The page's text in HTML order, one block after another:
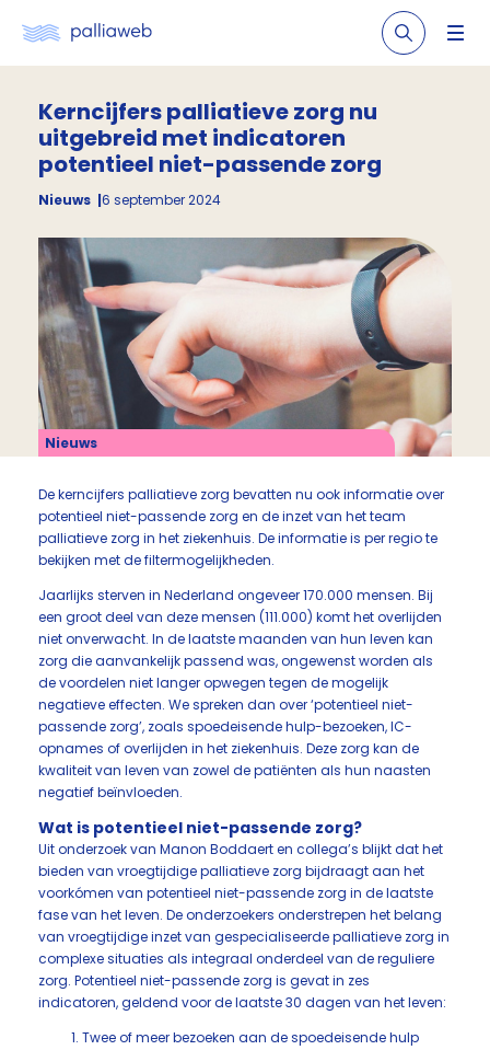
Kerncijfers palliatieve zorg nu
uitgebreid met indicatoren
potentieel niet-passende zorg
Nieuws 6 september 2024
Nieuws
De kerncijfers palliatieve zorg bevatten nu ook informatie over
potentieel niet-passende zorg en de inzet van het team
palliatieve zorg in het ziekenhuis. De informatie is per regio te
bekijken met de filtermogelijkheden.
Jaarlijks sterven in Nederland ongeveer 170.000 mensen. Bij
een groot deel van deze mensen (111.000) komt het overlijden
niet onverwacht. In de laatste maanden van hun leven kan
zorg die aanvankelijk passend was, ongewenst worden als
de voordelen niet langer opwegen tegen de mogelijk
negatieve effecten. We spreken dan over ‘potentieel niet-
passende zorg’, zoals spoedeisende hulp-bezoeken, IC-
opnames of overlijden in het ziekenhuis. Deze zorg kan de
kwaliteit van leven van zowel de patiënten als hun naasten
negatief beïnvloeden.
Wat is potentieel niet-passende zorg?
Uit onderzoek van Manon Boddaert en collega’s blijkt dat het
bieden van vroegtijdige palliatieve zorg bijdraagt aan het
voorkómen van potentieel niet-passende zorg in de laatste
fase van het leven. De onderzoekers onderstrepen het belang
van vroegtijdige inzet van gespecialiseerde palliatieve zorg in
complexe situaties als integraal onderdeel van de reguliere
zorg. Potentieel niet-passende zorg is gevat in zes
indicatoren, geldend voor de laatste 30 dagen van het leven:
Twee of meer bezoeken aan de spoedeisende hulp